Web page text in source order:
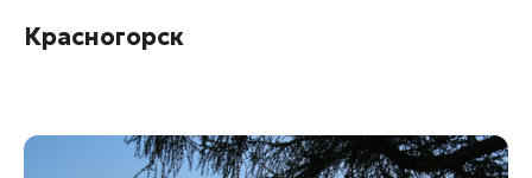
Красногорск